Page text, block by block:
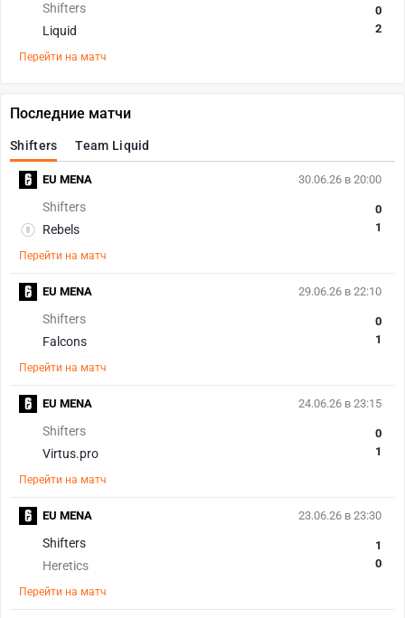
Shifters
Liquid
0
2
Перейти на матч
Последние матчи
Shifters Team Liquid
30.06.26 в 20:00
Shifters
Rebels
0
1
Перейти на матч
EU MENA
29.06.26 в 22:10
Shifters
Falcons
0
1
Перейти на матч
EU MENA
24.06.26 в 23:15
Shifters
Virtus.pro
0
1
Перейти на матч
EU MENA
23.06.26 в 23:30
Shifters
Heretics
1
0
Перейти на матч
EU MENA